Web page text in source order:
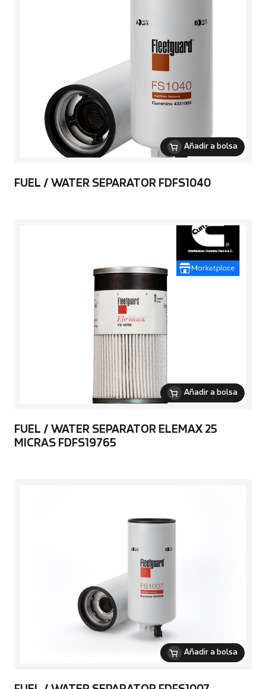
Añadir a bolsa
FUEL / WATER SEPARATOR FDFS1040
Añadir a bolsa
FUEL / WATER SEPARATOR ELEMAX 25
MICRAS FDFS19765
Añadir a bolsa